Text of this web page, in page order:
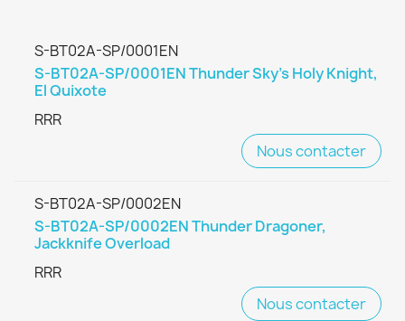
S-BT02A-SP/0001EN
S-BT02A-SP/0001EN Thunder Sky's Holy Knight,
El Quixote
RRR
Nous contacter
S-BT02A-SP/0002EN
S-BT02A-SP/0002EN Thunder Dragoner,
Jackknife Overload
RRR
Nous contacter